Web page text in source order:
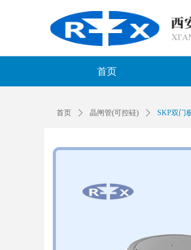
首页
首页 ꄲ 晶闸管(可控硅) ꄲ SKP双门